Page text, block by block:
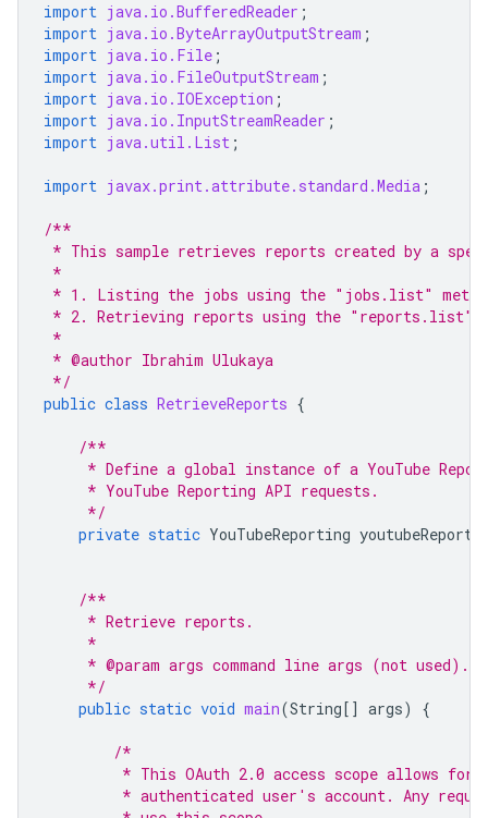
import java.io.BufferedReader ;
import java.io.ByteArrayOutputStream ;
import java.io.File ;
import java.io.FileOutputStream ;
import java.io.IOException ;
import java.io.InputStreamReader ;
import java.util.List ;
import javax.print.attribute.standard.Media ;
/**
* This sample retrieves reports created by a
*
* 1. Listing the jobs using the "jobs.list"
* 2. Retrieving reports using the "reports.list"
*
* @author Ibrahim Ulukaya
*/
public class RetrieveReports {
/**
* Define a global instance of a YouTube
     * YouTube Reporting API requests.
     */
private static YouTubeReporting
/**
     * Retrieve reports.
     *
     * @param args command line args (not used).
     */
public static void main(String[] args) {
/*
* This OAuth 2.0 access scope allows for
* authenticated user's account. Any